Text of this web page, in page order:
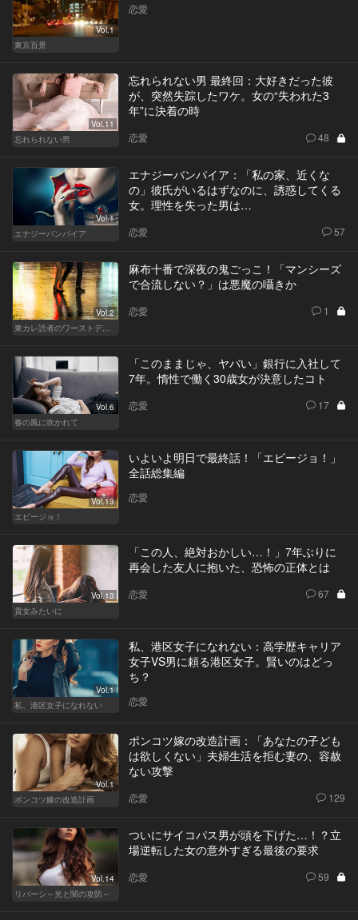
Vol.1
東京百景
恋愛
Vol.11
忘れられない男
忘れられない男 最終回：大好きだった彼
が、突然失踪したワケ。女の“失われた3
年”に決着の時
恋愛 48
Vol.1
エナジーバンパイア
エナジーバンパイア：「私の家、近くな
の」彼氏がいるはずなのに、誘惑してくる
女。理性を失った男は…
恋愛 57
Vol.2
東カレ読者のワーストデート
麻布十番で深夜の鬼ごっこ！「マンシーズ
で合流しない？」は悪魔の囁きか
恋愛 1
Vol.6
春の風に吹かれて
「このままじゃ、ヤバい」銀行に入社して
7年。惰性で働く30歳女が決意したコト
恋愛 17
Vol.13
エビージョ！
いよいよ明日で最終話！「エビージョ！」
全話総集編
恋愛
Vol.13
貴女みたいに
「この人、絶対おかしい…！」7年ぶりに
再会した友人に抱いた、恐怖の正体とは
恋愛 67
Vol.1
私、港区女子になれない
私、港区女子になれない：高学歴キャリア
女子VS男に頼る港区女子。賢いのはどっ
ち？
恋愛
Vol.1
ポンコツ嫁の改造計画
ポンコツ嫁の改造計画：「あなたの子ども
は欲しくない」夫婦生活を拒む妻の、容赦
ない攻撃
恋愛 129
Vol.14
リバーシ～光と闇の攻防～
ついにサイコパス男が頭を下げた…！？立
場逆転した女の意外すぎる最後の要求
恋愛 59